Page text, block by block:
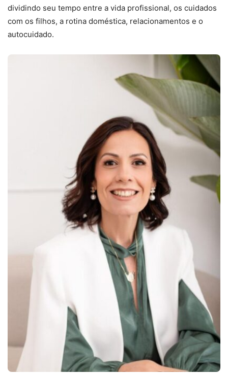
dividindo seu tempo entre a vida profissional, os cuidados
com os filhos, a rotina doméstica, relacionamentos e o
autocuidado.